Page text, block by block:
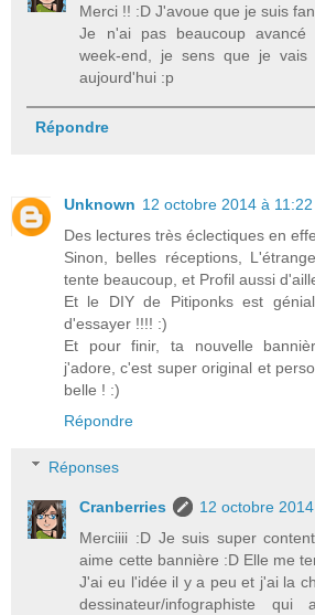
Merci !! :D J'avoue que je suis
Je n'ai pas beaucoup
week-end, je sens que je vais
aujourd'hui :p
Répondre
Unknown 12 octobre 2014 à 11:22
Des lectures très éclectiques en
Sinon, belles réceptions,
tente beaucoup, et Profil aussi
Et le DIY de Pitiponks est
d'essayer !!!! :)
Et pour finir, ta nouvelle
j'adore, c'est super original et
belle ! :)
Répondre
Réponses
Cranberries
12 octobre
Merciiii :D Je suis super
aime cette bannière :D Elle me
J'ai eu l'idée il y a peu et j'ai la
dessinateur/infographiste